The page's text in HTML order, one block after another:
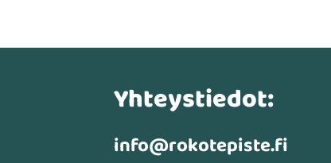
Yhteystiedot:
info@rokotepiste.fi